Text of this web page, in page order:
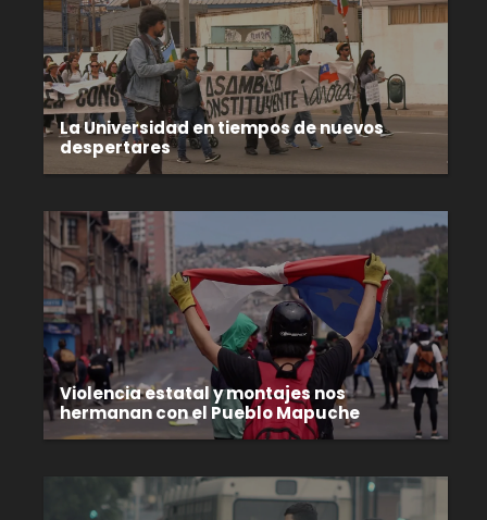
La Universidad en tiempos de nuevos
despertares
Violencia estatal y montajes nos
hermanan con el Pueblo Mapuche